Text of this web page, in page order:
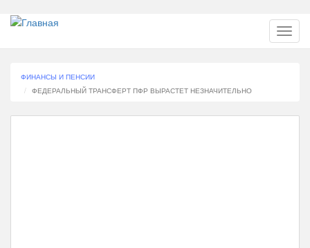
Перейти
основному
ФИНАНСЫ И ПЕНСИИ
ФЕДЕРАЛЬНЫЙ ТРАНСФЕРТ ПФР ВЫРАСТЕТ НЕЗНАЧИТЕЛЬНО